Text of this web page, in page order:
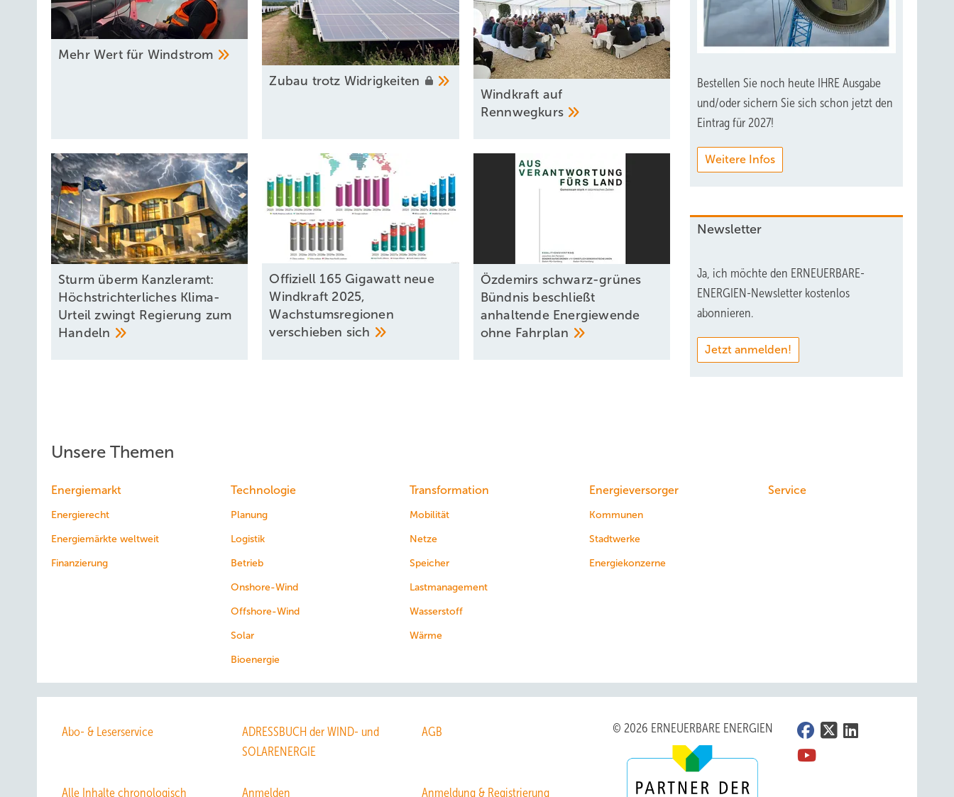
Mehr Wert für Windstrom
Zubau trotz Widrigkeiten
Windkraft auf
Rennwegkurs
Sturm überm Kanzleramt:
Höchstrichterliches Klima-
Urteil zwingt Regierung zum
Handeln
Offiziell 165 Gigawatt neue
Windkraft 2025,
Wachstumsregionen
verschieben sich
Özdemirs schwarz-grünes
Bündnis beschließt
anhaltende Energiewende
ohne Fahrplan
Bestellen Sie noch heute IHRE Ausgabe
und/oder sichern Sie sich schon jetzt den
Eintrag für 2027!
Weitere Infos
Newsletter
Ja, ich möchte den ERNEUERBARE-
ENERGIEN-Newsletter kostenlos
abonnieren.
Jetzt anmelden!
Unsere Themen
Energiemarkt
Energierecht
Energiemärkte weltweit
Finanzierung
Technologie
Planung
Logistik
Betrieb
Onshore-Wind
Offshore-Wind
Solar
Bioenergie
Transformation
Mobilität
Netze
Speicher
Lastmanagement
Wasserstoff
Wärme
Energieversorger
Kommunen
Stadtwerke
Energiekonzerne
Service
Abo- & Leserservice
ADRESSBUCH der WIND- und
SOLARENERGIE
AGB
Alle Inhalte chronologisch Anmelden Anmeldung & Registrierung
© 2026 ERNEUERBARE ENERGIEN